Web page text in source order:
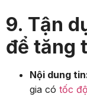
9. Tận
để tăng
Nội dung
gia có tốc